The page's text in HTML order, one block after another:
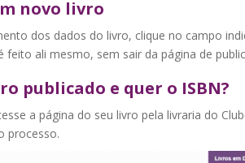
novo livro
dos dados do livro, clique no campo
feito ali mesmo, sem sair da página de
publicado e quer o ISBN?
a página do seu livro pela livraria do
processo.